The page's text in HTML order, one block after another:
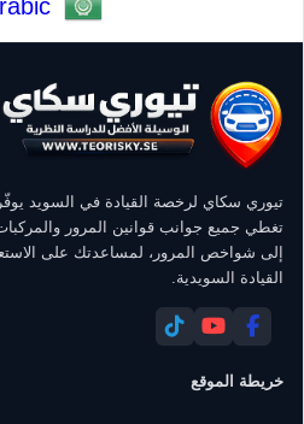
تيوري سكاي لرخصة القيادة في السويد
تغطي جميع جوانب قوانين المرور
إلى شواخص المرور، لمساعدتك على
القيادة السويدية.
خريطة الموقع